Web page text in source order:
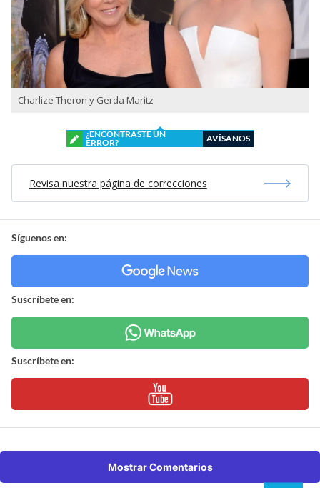
Charlize Theron y Gerda Maritz
¿ENCONTRASTE UN
ERROR?
AVÍSANOS
Revisa nuestra página de correcciones
Síguenos en:
Suscríbete en:
Suscríbete en:
Mostrar Comentarios